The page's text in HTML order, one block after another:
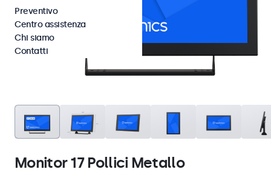
Monitor 17 Pollici Metallo
Preventivo
Centro assistenza
Chi siamo
Contatti